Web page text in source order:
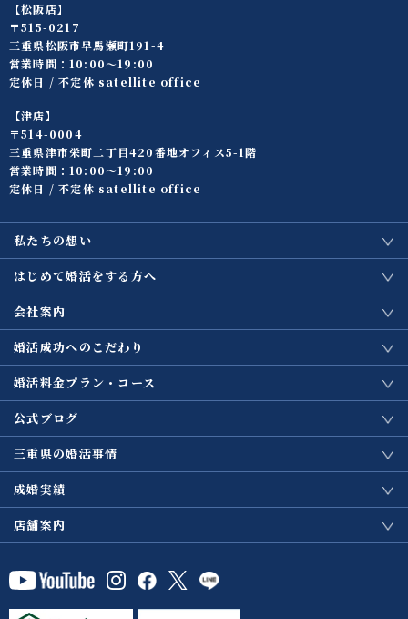
【松阪店】
〒515-0217
三重県松阪市早馬瀬町191-4
営業時間：10:00〜19:00
定休日 / 不定休 satellite office
【津店】
〒514-0004
三重県津市栄町二丁目420番地オフィス5-1階
営業時間：10:00〜19:00
定休日 / 不定休 satellite office
私たちの想い
はじめて婚活をする方へ
会社案内
婚活成功へのこだわり
婚活料金プラン・コース
公式ブログ
三重県の婚活事情
成婚実績
店舗案内